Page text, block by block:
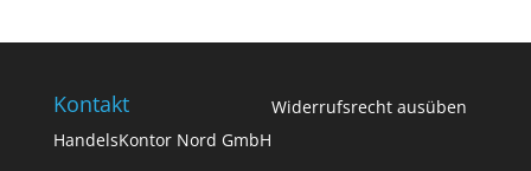
Kontakt
HandelsKontor Nord GmbH
Widerrufsrecht ausüben